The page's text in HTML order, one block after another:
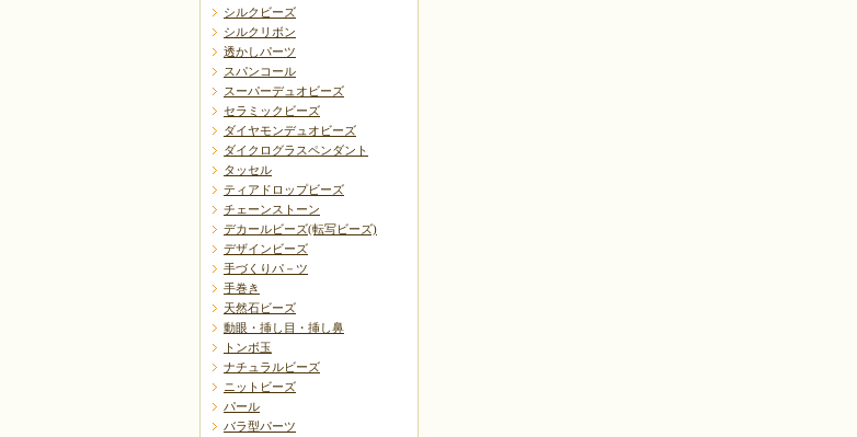
シルクビーズ
シルクリボン
透かしパーツ
スパンコール
スーパーデュオビーズ
セラミックビーズ
ダイヤモンデュオビーズ
ダイクログラスペンダント
タッセル
ティアドロップビーズ
チェーンストーン
デカールビーズ(転写ビーズ)
デザインビーズ
手づくりパ－ツ
手巻き
天然石ビーズ
動眼・挿し目・挿し鼻
トンボ玉
ナチュラルビーズ
ニットビーズ
パール
バラ型パーツ